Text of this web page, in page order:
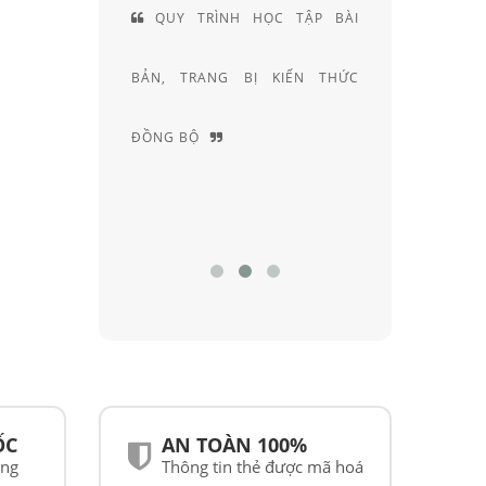
VIỆT
QUY TRÌNH HỌC TẬP BÀI
BẢN, TRANG BỊ KIẾN THỨC
ĐỒNG BỘ
AN TOÀN 100%
Thông tin thẻ được mã hoá